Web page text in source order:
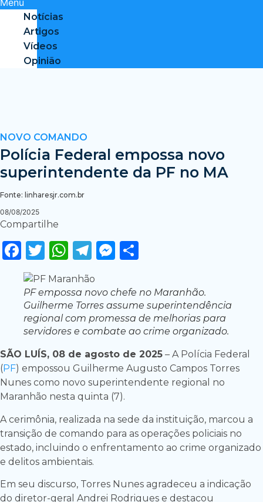
Menu
Notícias
Artigos
Vídeos
Opinião
NOVO COMANDO
Polícia Federal empossa novo
superintendente da PF no MA
Fonte: linharesjr.com.br
08/08/2025
Compartilhe
Facebook
Twitter
WhatsApp
Telegram
Messenger
PF empossa novo chefe no Maranhão.
Guilherme Torres assume superintendência
regional com promessa de melhorias para
servidores e combate ao crime organizado.
SÃO LUÍS, 08 de agosto de 2025 – A Polícia Federal
(PF) empossou Guilherme Augusto Campos Torres
Nunes como novo superintendente regional no
Maranhão nesta quinta (7).
A cerimônia, realizada na sede da instituição, marcou a
transição de comando para as operações policiais no
estado, incluindo o enfrentamento ao crime organizado
e delitos ambientais.
Em seu discurso, Torres Nunes agradeceu a indicação
do diretor-geral Andrei Rodrigues e destacou